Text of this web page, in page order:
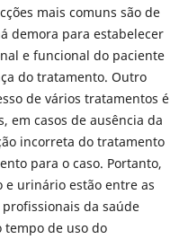
mais comuns são de
demora para estabelecer
e funcional do paciente
do tratamento. Outro
de vários tratamentos é
em casos de ausência da
incorreta do tratamento
para o caso. Portanto,
urinário estão entre as
da saúde
tempo de uso do